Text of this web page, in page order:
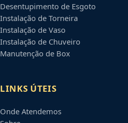
Desentupimento de Esgoto
Instalação de Torneira
Instalação de Vaso
Instalação de Chuveiro
Manutenção de Box
LINKS ÚTEIS
Onde Atendemos